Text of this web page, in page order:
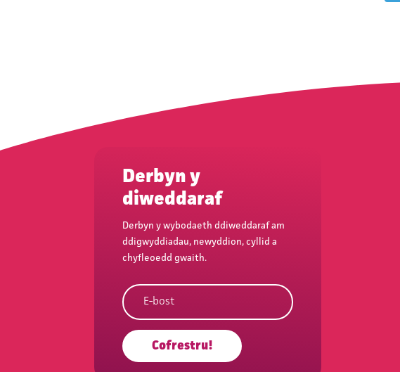
Derbyn y
diweddaraf
Derbyn y wybodaeth ddiweddaraf am
ddigwyddiadau, newyddion, cyllid a
chyfleoedd gwaith.
Cofrestru!